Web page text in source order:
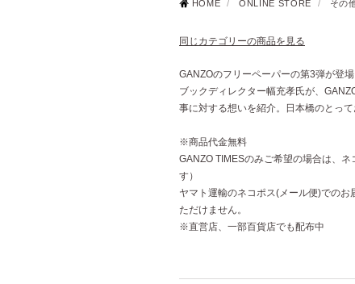
HOME / ONLINE STORE / その
同じカテゴリーの商品を見る
GANZOのフリーペーパーの第3弾が登場
ブックディレクター幅充孝氏が、
事に対する想いを紹介。日本橋のとって
※商品代金無料
GANZO TIMESのみご希望の場合は、
す）
ヤマト運輸のネコポス(メール便)での
ただけません。
※直営店、一部百貨店でも配布中